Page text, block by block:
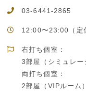
03-6441-2865
12:00〜23:00（定
右打ち個室：
3部屋（シミュレー
両打ち個室：
2部屋（VIPルーム）